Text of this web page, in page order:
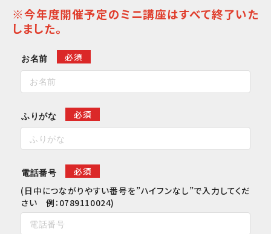
※今年度開催予定のミニ講座はすべて終了いた
しました。
お名前 必須
ふりがな 必須
電話番号
必須
(日中につながりやすい番号を”ハイフンなし”で入力してくだ
さい 例：0789110024)